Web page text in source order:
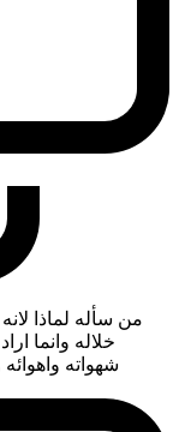
من سأله لماذا
خلاله وانما
شهواته